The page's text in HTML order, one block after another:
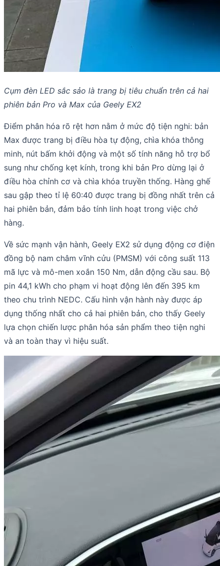
Cụm đèn LED sắc sảo là trang bị tiêu chuẩn trên cả hai
phiên bản Pro và Max của Geely EX2
Điểm phân hóa rõ rệt hơn nằm ở mức độ tiện nghi: bản
Max được trang bị điều hòa tự động, chìa khóa thông
minh, nút bấm khởi động và một số tính năng hỗ trợ bổ
sung như chống kẹt kính, trong khi bản Pro dừng lại ở
điều hòa chỉnh cơ và chìa khóa truyền thống. Hàng ghế
sau gập theo tỉ lệ 60:40 được trang bị đồng nhất trên cả
hai phiên bản, đảm bảo tính linh hoạt trong việc chở
hàng.
Về sức mạnh vận hành, Geely EX2 sử dụng động cơ điện
đồng bộ nam châm vĩnh cửu (PMSM) với công suất 113
mã lực và mô-men xoắn 150 Nm, dẫn động cầu sau. Bộ
pin 44,1 kWh cho phạm vi hoạt động lên đến 395 km
theo chu trình NEDC. Cấu hình vận hành này được áp
dụng thống nhất cho cả hai phiên bản, cho thấy Geely
lựa chọn chiến lược phân hóa sản phẩm theo tiện nghi
và an toàn thay vì hiệu suất.